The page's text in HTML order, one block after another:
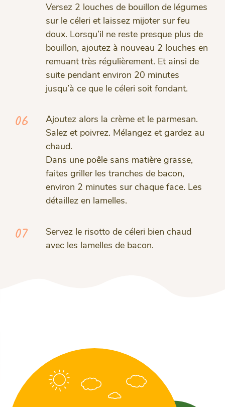
Versez 2 louches de bouillon de légumes
sur le céleri et laissez mijoter sur feu
doux. Lorsqu’il ne reste presque plus de
bouillon, ajoutez à nouveau 2 louches en
remuant très régulièrement. Et ainsi de
suite pendant environ 20 minutes
jusqu’à ce que le céleri soit fondant.
06
Ajoutez alors la crème et le parmesan.
Salez et poivrez. Mélangez et gardez au
chaud.
Dans une poêle sans matière grasse,
faites griller les tranches de bacon,
environ 2 minutes sur chaque face. Les
détaillez en lamelles.
07
Servez le risotto de céleri bien chaud
avec les lamelles de bacon.